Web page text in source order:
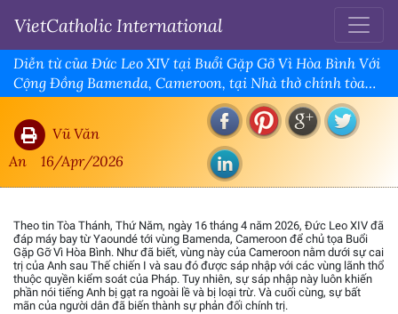
VietCatholic International
Diễn từ của Đức Leo XIV tại Buổi Gặp Gỡ Vì Hòa Bình Với
Cộng Đồng Bamenda, Cameroon, tại Nhà thờ chính tòa
Thánh Giuse
Vũ Văn
An
16/Apr/2026
Theo tin Tòa Thánh, Thứ Năm, ngày 16 tháng 4 năm 2026, Đức Leo XIV đã
đáp máy bay từ Yaoundé tới vùng Bamenda, Cameroon để chủ tọa Buổi
Gặp Gỡ Vì Hòa Bình. Như đã biết, vùng này của Cameroon nằm dưới sự cai
trị của Anh sau Thế chiến I và sau đó được sáp nhập với các vùng lãnh thổ
thuộc quyền kiểm soát của Pháp. Tuy nhiên, sự sáp nhập này luôn khiến
phần nói tiếng Anh bị gạt ra ngoài lề và bị loại trừ. Và cuối cùng, sự bất
mãn của người dân đã biến thành sự phản đối chính trị.